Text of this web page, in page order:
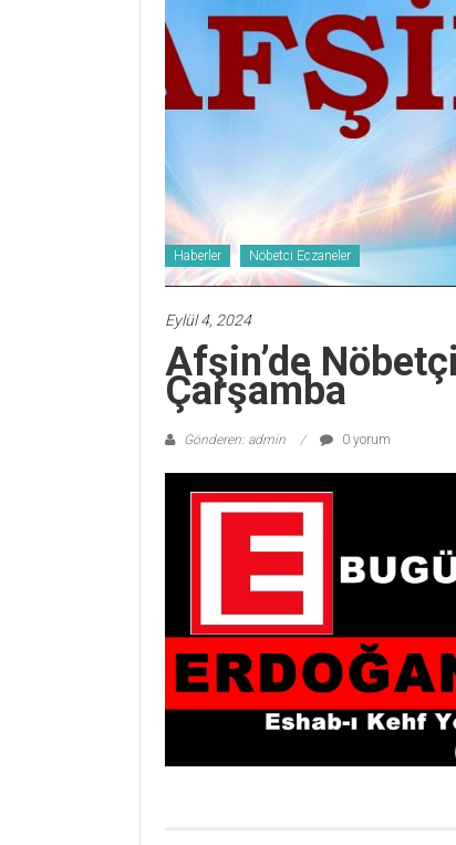
Haberler Nöbetci Eczaneler
Eylül 4, 2024
Afşin’de
Çarşamba
Gönderen: admin 0 yorum